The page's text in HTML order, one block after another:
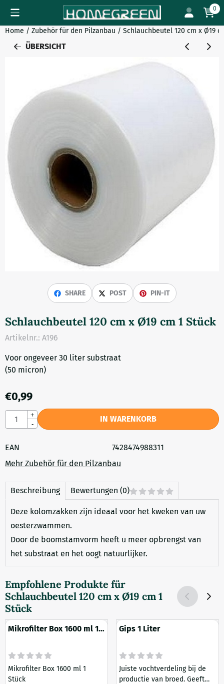
Cookie-Einstellungen verfügbar. Einstellungen wählen oder0
Home / Zubehör für den Pilzanbau / Schlauchbeutel 120 cm x Ø19
ÜBERSICHT
SHARE POST PIN-IT
Schlauchbeutel 120 cm x Ø19 cm 1 Stück
Artikelnr.: A196
Voor ongeveer 30 liter substraat
(50 micron)
€0,99
Anzahl
+
-
IN WARENKORB
EAN
7428474988311
Mehr Zubehör für den Pilzanbau
Beschreibung Bewertungen (0)
Deze kolomzakken zijn ideaal voor het kweken van uw
oesterzwammen.
Door de boomstamvorm heeft u meer opbrengst van
het substraat en het oogt natuurlijker.
Empfohlene Produkte für
Schlauchbeutel 120 cm x Ø19 cm 1
Stück
Mikrofilter Box 1600 ml 1
Mikrofilter Box 1600 ml 1
Stück
Gips 1 Liter
Juiste vochtverdeling bij de
productie van broed. Geeft